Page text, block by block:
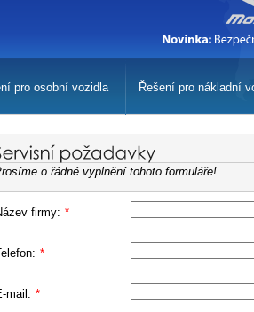
pro osobní vozidla Řešení pro nákladní
o řádné vyplnění tohoto formuláře!
firmy: *
*
mail: *